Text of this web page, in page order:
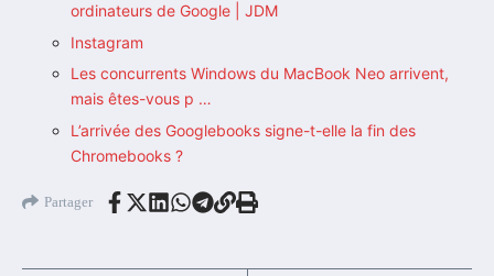
ordinateurs de Google | JDM
Instagram
Les concurrents Windows du MacBook Neo arrivent,
mais êtes-vous p …
L’arrivée des Googlebooks signe-t-elle la fin des
Chromebooks ?
Partager